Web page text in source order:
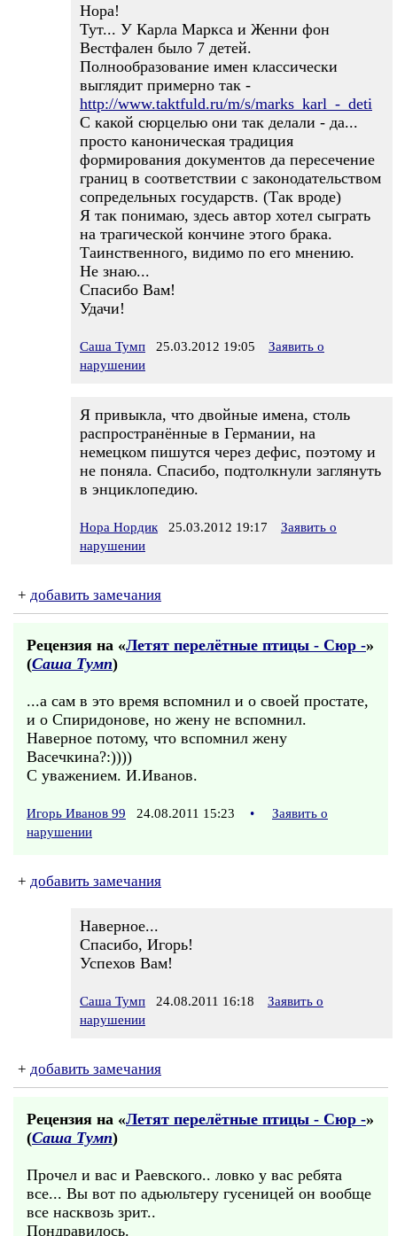
Нора!
Тут... У Карла Маркса и Женни фон
Вестфален было 7 детей.
Полнообразование имен классически
выглядит примерно так -
http://www.taktfuld.ru/m/s/marks_karl_-_deti
С какой сюрцелью они так делали - да...
просто каноническая традиция
формирования документов да пересечение
границ в соответствии с законодательством
сопредельных государств. (Так вроде)
Я так понимаю, здесь автор хотел сыграть
на трагической кончине этого брака.
Таинственного, видимо по его мнению.
Не знаю...
Спасибо Вам!
Удачи!
Саша Тумп 25.03.2012 19:05
Заявить о
нарушении
Я привыкла, что двойные имена, столь
распространённые в Германии, на
немецком пишутся через дефис, поэтому и
не поняла. Спасибо, подтолкнули заглянуть
в энциклопедию.
Нора Нордик 25.03.2012 19:17
Заявить о
нарушении
+ добавить замечания
Рецензия на «Летят перелётные птицы - Сюр -»
(Саша Тумп)
...а сам в это время вспомнил и о своей простате,
и о Спиридонове, но жену не вспомнил.
Наверное потому, что вспомнил жену
Васечкина?:))))
С уважением. И.Иванов.
Игорь Иванов 99 24.08.2011 15:23 •
Заявить о
нарушении
+ добавить замечания
Наверное...
Спасибо, Игорь!
Успехов Вам!
Саша Тумп 24.08.2011 16:18
Заявить о
нарушении
+ добавить замечания
Рецензия на «Летят перелётные птицы - Сюр -»
(Саша Тумп)
Прочел и вас и Раевского.. ловко у вас ребята
все... Вы вот по адьюльтеру гусеницей он вообще
все насквозь зрит..
Пондравилось.